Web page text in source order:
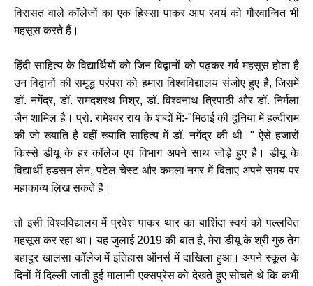
विरासत वाले कॉलेजों का एक हिस्सा पाकर आप स्वयं को गौरवान्वित भी
महसूस करते हैं।
हिंदी साहित्य के विद्यार्थियों को जिन विद्वानों को पढ़कर गर्व महसूस होता है
उन विद्वानों की समृद्ध परंपरा को हमारा विश्वविद्यालय संजोए हुए है, जिसमें
डॉ. नगेंद्र, डॉ. रामदशरथ मिश्र, डॉ. विश्वनाथ त्रिपाठी और डॉ. निर्मला
जैन शामिल है। प्रो. रामेश्वर राय के शब्दों में:-"मिठाई की दुनिया में हल्दीराम
की जो ख्याति है वहीं ख्याति साहित्य में डॉ. नगेंद्र की थी।" ऐसे हजारों
किस्से डीयू के हर कॉलेज एवं विभाग अपने साथ जोड़े हुए है। डीयू के
विद्यार्थी हडसन लेन, पटेल चेस्ट और कमला नगर में बिताए अपने समय पर
महाकाव्य लिख सकते हैं।
तो इसी विश्वविद्यालय में प्रवेश पाकर थार का बाशिंदा स्वयं को पल्लवित
महसूस कर रहा था। यह जुलाई 2019 की बात है, मेरा डीयू के श्री गुरु तेग
बहादुर खालसा कॉलेज में इतिहास ऑनर्स में दाखिला हुआ। अपने स्कूल के
दिनों में दिल्ली जाती हुई मालानी एक्सप्रेस को देखते हुए सोचते थे कि कभी